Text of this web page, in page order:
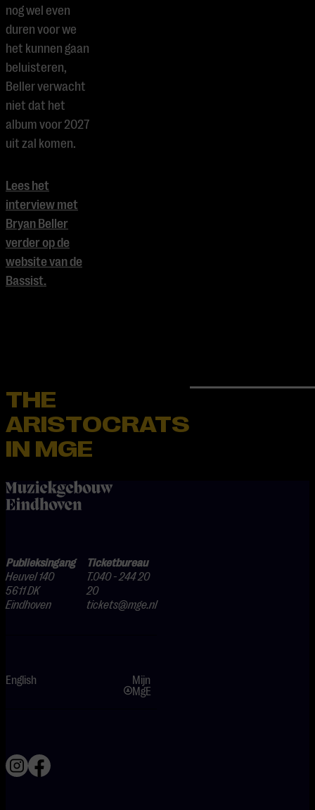
nog wel even
duren voor we
het kunnen gaan
beluisteren,
Beller verwacht
niet dat het
album voor 2027
uit zal komen.
Lees het
interview met
Bryan Beller
verder op de
website van de
Bassist.
THE
ARISTOCRATS
IN MGE
home
Publieksingang
Heuvel 140
5611 DK
Eindhoven
Ticketbureau
T.040 - 244 20
20
tickets@mge.nl
English
Mijn
MgE